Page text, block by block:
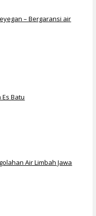
– Bergaransi air
Batu
Air Limbah Jawa